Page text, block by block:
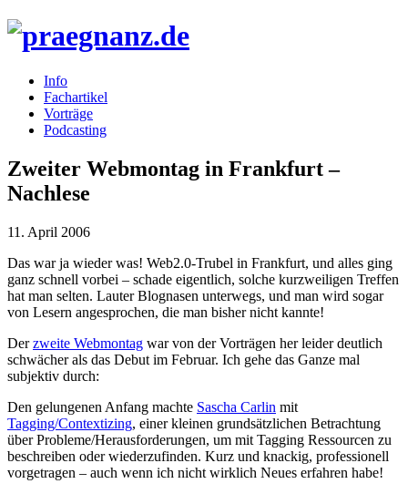
Info
Fachartikel
Vorträge
Podcasting
Zweiter Webmontag in Frankfurt –
Nachlese
11. April 2006
Das war ja wieder was! Web2.0-Trubel in Frankfurt, und alles ging
ganz schnell vorbei – schade eigentlich, solche kurzweiligen Treffen
hat man selten. Lauter Blognasen unterwegs, und man wird sogar
von Lesern angesprochen, die man bisher nicht kannte!
Derzweite Webmontag war von der Vorträgen her leider deutlich
schwächer als das Debut im Februar. Ich gehe das Ganze mal
subjektiv durch:
Den gelungenen Anfang machte Sascha Carlin mit
Tagging/Contextizing, einer kleinen grundsätzlichen Betrachtung
über Probleme/Herausforderungen, um mit Tagging Ressourcen zu
beschreiben oder wiederzufinden. Kurz und knackig, professionell
vorgetragen – auch wenn ich nicht wirklich Neues erfahren habe!